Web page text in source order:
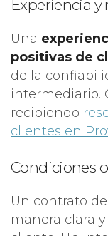
Experiencia
Una
positivas de
de la
intermediario.
recibiendo
clientes en
Condiciones
Un contrato
manera clara